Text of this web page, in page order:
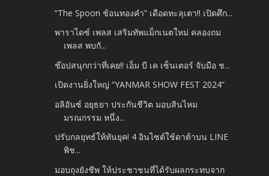
“The Spoon ช้อนทองคำ” เดือดทะลุเตา!! เปิดศึก...
พาราไดซ์ เพลส เสริมทัพแม็กเนตใหม่ คลองถม
เพลส พบกั...
ช๊อปสนุกกว่าที่เคย!! เอ็ม บี เค เซ็นเตอร์ จับมือ ช...
เปิดงานยิ่งใหญ่ “YANMAR SHOW FEST 2024”
อลิอันซ์ อยุธยา ประกันชีวิต มอบสินไหม
มรณกรรม หนึ่ง...
ปรับกลยุทธ์ให้ทันยุค! 4 อินไซต์ใช้ดาต้าบน LINE
พิช...
มอบถุงยังชีพ ให้ประชาชนที่ได้รับผลกระทบจาก